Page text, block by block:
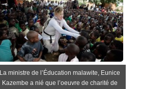
La ministre de l’Éducation malawite, Eunice
Kazembe a nié que l’oeuvre de charité de